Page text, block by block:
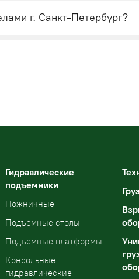
г. Санкт-Петербург?
Гидравлические
подъемники
Ножничные
Подъемные столы
Подъемные платформы
Консольные
гидравлические